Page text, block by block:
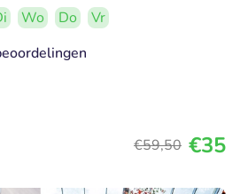
Wo Do
Vr
€59,50 €35